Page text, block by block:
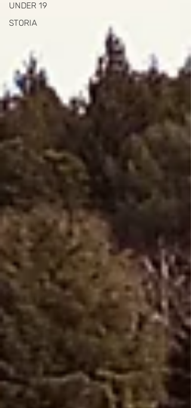
UNDER 19
STORIA